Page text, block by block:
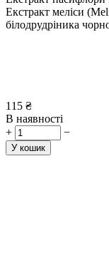
Екстракт меліси
білодрудріника
115 ₴
В наявності
+
−
У кошик